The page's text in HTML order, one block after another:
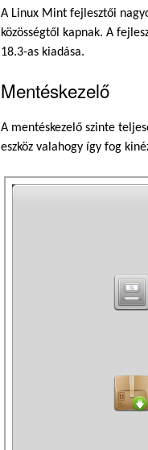
A Linux Mint fejlesztői
közösségtől kapnak. A
18.3-as kiadása.
Mentéskezelő
A mentéskezelő szinte
eszköz valahogy így fog